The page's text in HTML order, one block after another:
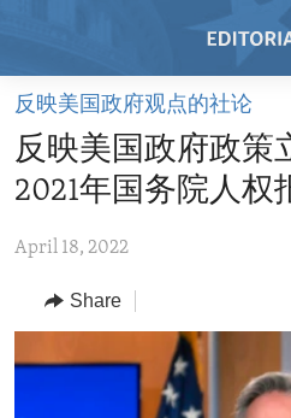
Skip
main
content
to
Navigation
Skip
to
HOME
VIDEO
REGIONS
AFRICA
TOPICS
SECURITY AND DEFENSE
反映美国政府观点的社论
反映美国政府政策
2021年国务院人权
April 18, 2022
Share